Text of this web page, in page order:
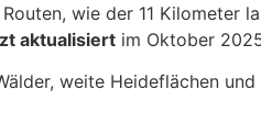
wie der 11 Kilometer
aktualisiert im Oktober
weite Heideflächen und